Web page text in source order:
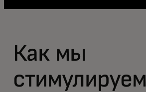
Как мы
стимулируем